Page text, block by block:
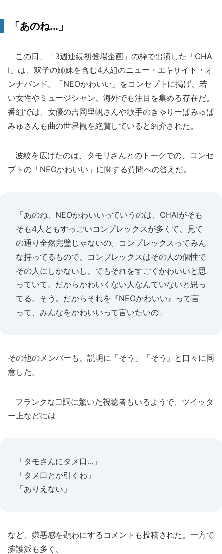
「あのね...」
この日、「3週連続初登場企画」の枠で出演した「CHA
I」は、双子の姉妹を含む4人組のニュー・エキサイト・オ
ンナバンド。「NEOかわいい」をコンセプトに掲げ、若
い女性やミュージシャン、海外でも注目を集める存在だ。
番組では、女優の吉岡里帆さんや歌手のきゃりーぱみゅぱ
みゅさんも曲の世界観を絶賛していると紹介された。
波紋を広げたのは、タモリさんとのトークでの、コンセ
プトの「NEOかわいい」に関する質問への答えだ。
「あのね、NEOかわいいっていうのは、CHAIがそも
そも4人ともすっごいコンプレックスが多くて、見て
の通り全然完璧じゃないの。コンプレックスってみん
な持ってるもので、コンプレックスはその人の個性で
その人にしかないし、でもそれをすごくかわいいと思
っていて。だからかわいくない人なんていないと思っ
てる。そう。だからそれを『NEOかわいい』って言
って、みんなをかわいいって言いたいの」
その他のメンバーも、説明に「そう」「そう」と口々に同
意した。
フランクな口調に驚いた視聴者もいるようで、ツイッタ
ー上などには
「タモさんにタメ口...」
「タメ口とか引くわ」
「ありえない」
など、嫌悪感を顕わにするコメントも投稿された。一方で
擁護派も多く、